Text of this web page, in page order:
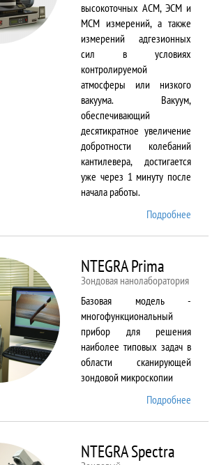
высокоточных АСМ, ЭСМ и
МСМ измерений, а также
измерений адгезионных
сил в условиях
контролируемой
атмосферы или низкого
вакуума. Вакуум,
обеспечивающий
десятикратное увеличение
добротности колебаний
кантилевера, достигается
уже через 1 минуту после
начала работы.
Подробнее
NTEGRA Prima
Зондовая нанолаборатория
Базовая модель -
многофункциональный
прибор для решения
наиболее типовых задач в
области сканирующей
зондовой микроскопии
Подробнее
NTEGRA Spectra